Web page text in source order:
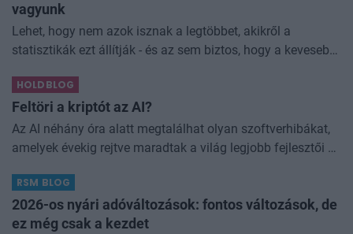
vagyunk
Lehet, hogy nem azok isznak a legtöbbet, akikről a
statisztikák ezt állítják - és az sem biztos, hogy a kevesebb
Kevesebb alkoholt iszunk
HOLDBLOG
Feltöri a kriptót az AI?
Az AI néhány óra alatt megtalálhat olyan szoftverhibákat,
amelyek évekig rejtve maradtak a világ legjobb fejlesztői és
különösen nagy...
RSM BLOG
2026-os nyári adóváltozások: fontos változások, de
ez még csak a kezdet